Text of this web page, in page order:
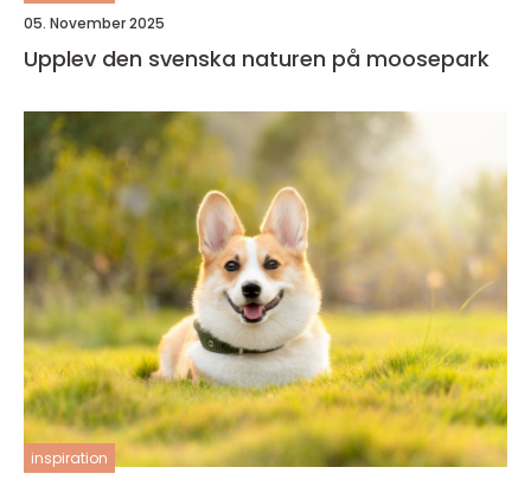
05. November 2025
Upplev den svenska naturen på moosepark
inspiration